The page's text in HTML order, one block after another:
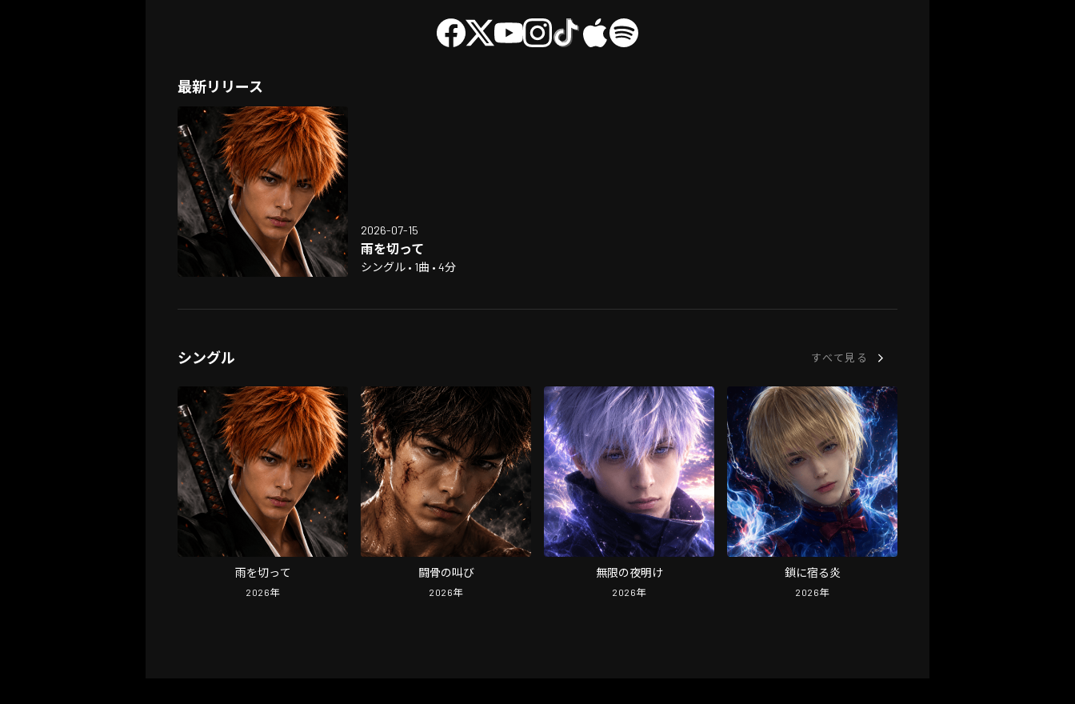
最新リリース
2026-07-15
雨を切って
シングル • 1曲 • 4分
シングル すべて見る
雨を切って
2026年
闘骨の叫び
2026年
無限の夜明け
2026年
鎖に宿る炎
2026年